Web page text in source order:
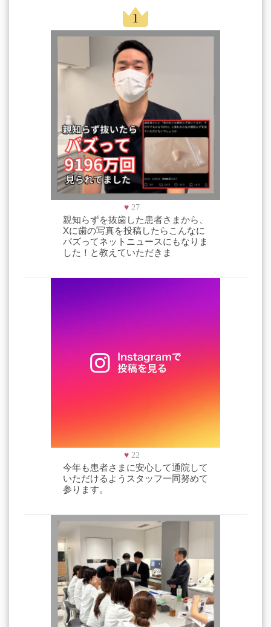
♥ 27
親知らずを抜歯した患者さまから、
Xに歯の写真を投稿したらこんなに
バズってネットニュースにもなりま
した！と教えていただきま
♥ 22
今年も患者さまに安心して通院して
いただけるようスタッフ一同努めて
参ります。